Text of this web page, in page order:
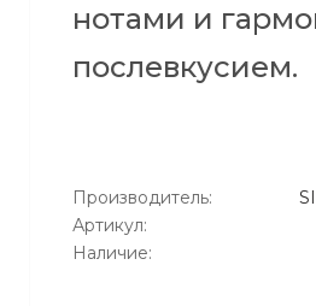
нотами и
послевкусием.
Производитель:
Артикул:
Наличие: